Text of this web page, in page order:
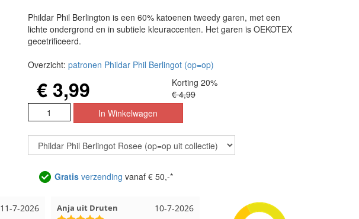
Phildar Phil Berlington is een 60% katoenen tweedy garen, met een
lichte ondergrond en in subtiele kleuraccenten. Het garen is OEKOTEX
gecetrificeerd.
Overzicht: patronen Phildar Phil Berlingot (op=op)
€ 3,99
Korting 20%
€ 4,99
Gratisverzending vanaf € 50,-*
11-7-2026 10-7-2026
Anja uit Druten Hilona uit Oostzaan